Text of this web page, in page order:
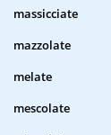
massicciate
mazzolate
melate
mescolate